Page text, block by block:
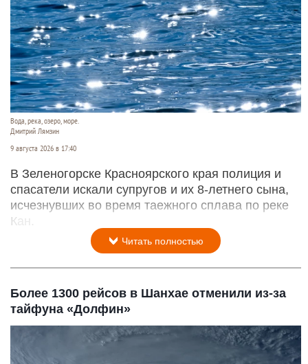
Вода, река, озеро, море.
Дмитрий Лямзин
9 августа 2026 в 17:40
В Зеленогорске Красноярского края полиция и
спасатели искали супругов и их 8-летнего сына,
исчезнувших во время таежного сплава по реке
Кан.
Читать полностью
Более 1300 рейсов в Шанхае отменили из-за
тайфуна «Долфин»